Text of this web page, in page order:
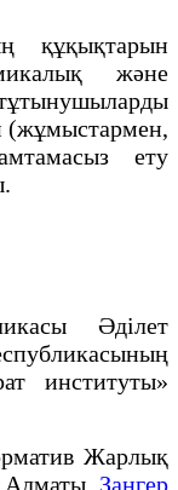
және
тұтынушыларды
(жұмыстармен,
ету
Әділет
институты»
Жарлық
Заңгер